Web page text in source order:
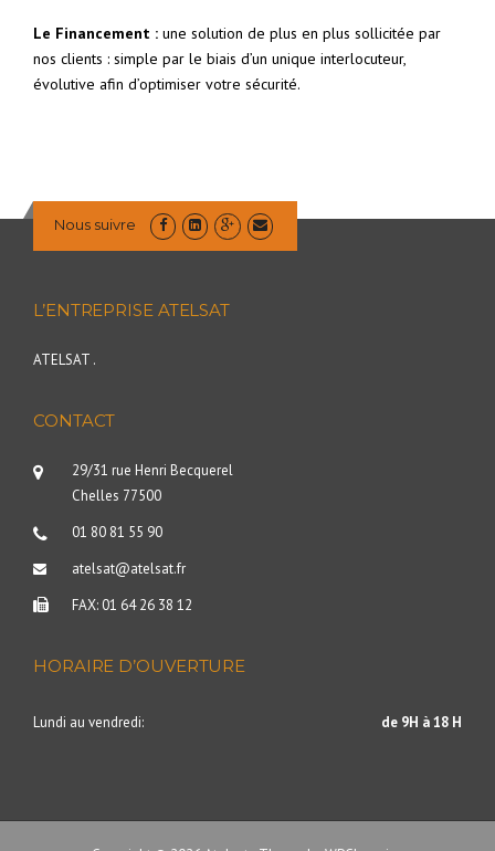
Le Financement : une solution de plus en plus sollicitée par
nos clients : simple par le biais d’un unique interlocuteur,
évolutive afin d’optimiser votre sécurité.
Nous suivre
L’ENTREPRISE ATELSAT
ATELSAT .
CONTACT
29/31 rue Henri Becquerel
Chelles 77500
01 80 81 55 90
atelsat@atelsat.fr
FAX: 01 64 26 38 12
HORAIRE D’OUVERTURE
Lundi au vendredi: de 9H à 18 H